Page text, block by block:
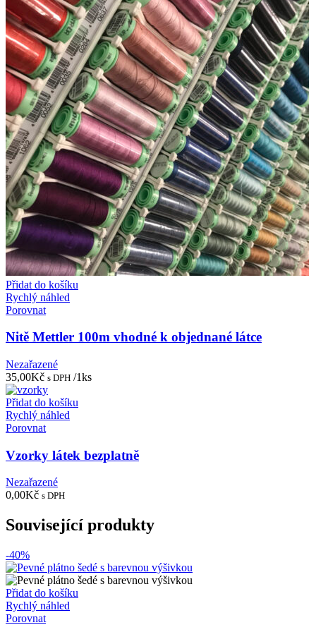
Přidat do košíku
Rychlý náhled
Porovnat
Nitě Mettler 100m vhodné k objednané látce
Nezařazené
35,00Kč s DPH /1ks
Přidat do košíku
Rychlý náhled
Porovnat
Vzorky látek bezplatně
Nezařazené
0,00Kč s DPH
Související produkty
-40%
Přidat do košíku
Rychlý náhled
Porovnat